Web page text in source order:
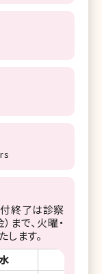
終了は診察
まで、火曜・
ます。